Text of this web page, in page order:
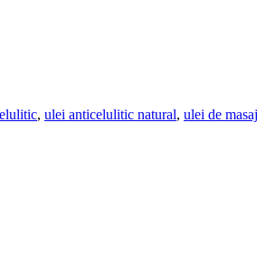
, ulei anticelulitic natural, ulei de masaj